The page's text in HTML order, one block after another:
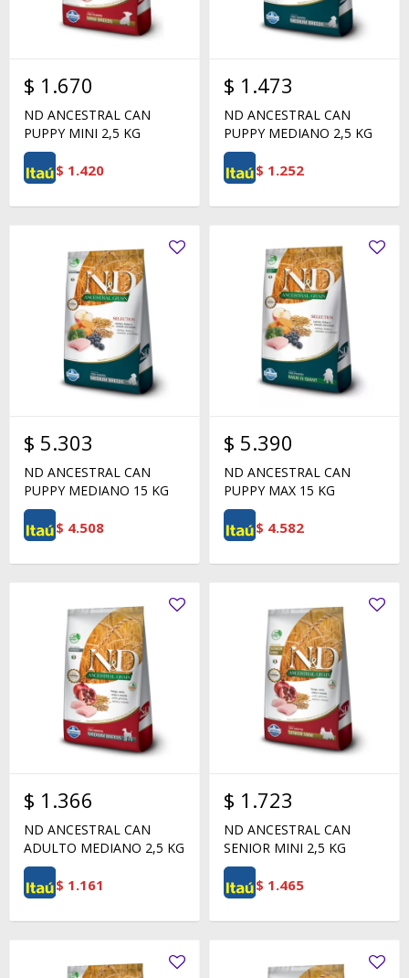
$ 1.670
ND ANCESTRAL CAN
PUPPY MINI 2,5 KG
$ 1.420
$ 1.473
ND ANCESTRAL CAN
PUPPY MEDIANO 2,5 KG
$ 1.252
$ 5.303
ND ANCESTRAL CAN
PUPPY MEDIANO 15 KG
$ 4.508
$ 5.390
ND ANCESTRAL CAN
PUPPY MAX 15 KG
$ 4.582
$ 1.366
ND ANCESTRAL CAN
ADULTO MEDIANO 2,5 KG
$ 1.161
$ 1.723
ND ANCESTRAL CAN
SENIOR MINI 2,5 KG
$ 1.465